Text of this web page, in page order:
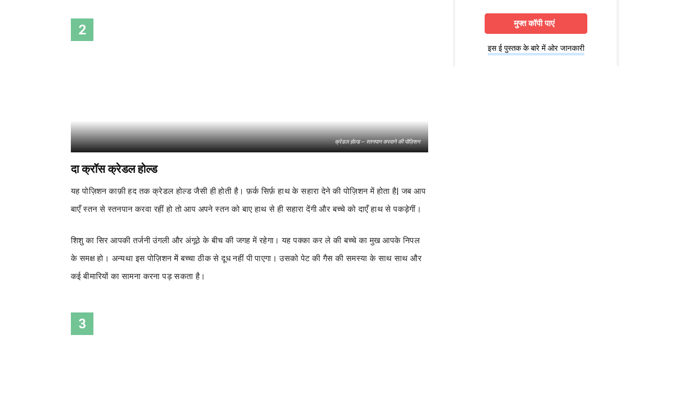
2
क्रेडल होल्ड – स्तनपान करवाने की पोज़िशन
दा क्रॉस क्रेडल होल्ड
यह पोज़िशन काफ़ी हद तक क्रेडल होल्ड जैसी ही होती है। फ़र्क सिर्फ़ हाथ के सहारा देने की पोज़िशन में होता है| जब आप
बाएँ स्तन से स्तनपान करवा रहीं हो तो आप अपने स्तन को बाए हाथ से ही सहारा देंगी और बच्चे को दाएँ हाथ से पकड़ेगीं।
शिशु का सिर आपकी तर्जनी उंगली और अंगूठे के बीच की जगह में रहेगा। यह पक्का कर ले की बच्चे का मुख आपके निपल
के समक्ष हो। अन्यथा इस पोज़िशनमेंबच्चा ठीक से दूध नहीं पी पाएगा ।उसको पेट की गैस की समस्या के साथ साथ और
कई बीमारियों का सामना करना पड़ सकता है।
3
मुफ्त कॉपी पाएं
इस ई पुस्तक के बारे में ओर जानकारी